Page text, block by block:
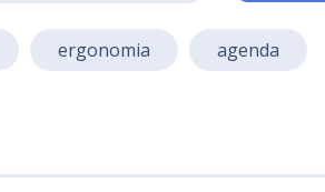
ergonomia agenda